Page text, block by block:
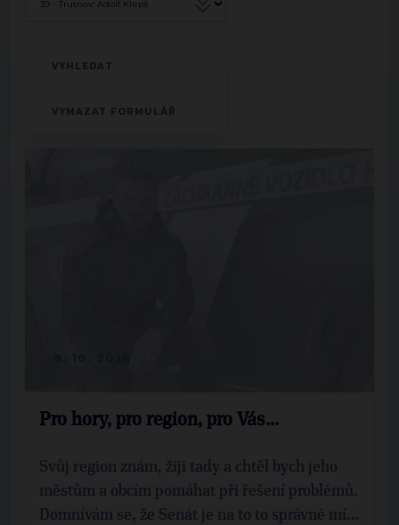
Pro hory, pro region, pro Vás...
Svůj region znám, žiji tady a chtěl bych jeho
městům a obcím pomáhat při řešení problémů.
Domnívám se, že Senát je na to to správné mí...